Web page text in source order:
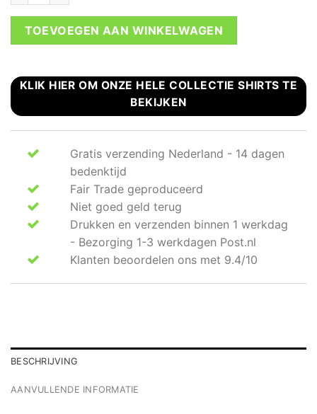
TOEVOEGEN AAN WINKELWAGEN
KLIK HIER OM ONZE HELE COLLECTIE SHIRTS TE
BEKIJKEN
Gratis verzending Nederland - 14 dagen
bedenktijd
Fair Trade geproduceerd
Niet goed geld terug
Drukken en verzenden binnen 1 werkdag
- Bezorging 1-3 werkdagen Post.nl
Klanten beoordelen ons met 9.4/10
BESCHRIJVING
AANVULLENDE INFORMATIE